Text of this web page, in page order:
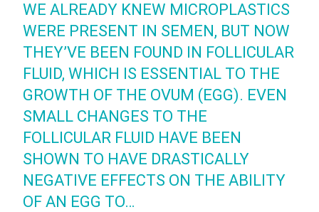
WE ALREADY KNEW MICROPLASTICS
WERE PRESENT IN SEMEN, BUT NOW
THEY’VE BEEN FOUND IN FOLLICULAR
FLUID, WHICH IS ESSENTIAL TO THE
GROWTH OF THE OVUM (EGG). EVEN
SMALL CHANGES TO THE
FOLLICULAR FLUID HAVE BEEN
SHOWN TO HAVE DRASTICALLY
NEGATIVE EFFECTS ON THE ABILITY
OF AN EGG TO…